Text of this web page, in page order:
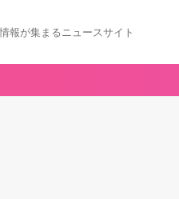
報が集まるニュースサイト